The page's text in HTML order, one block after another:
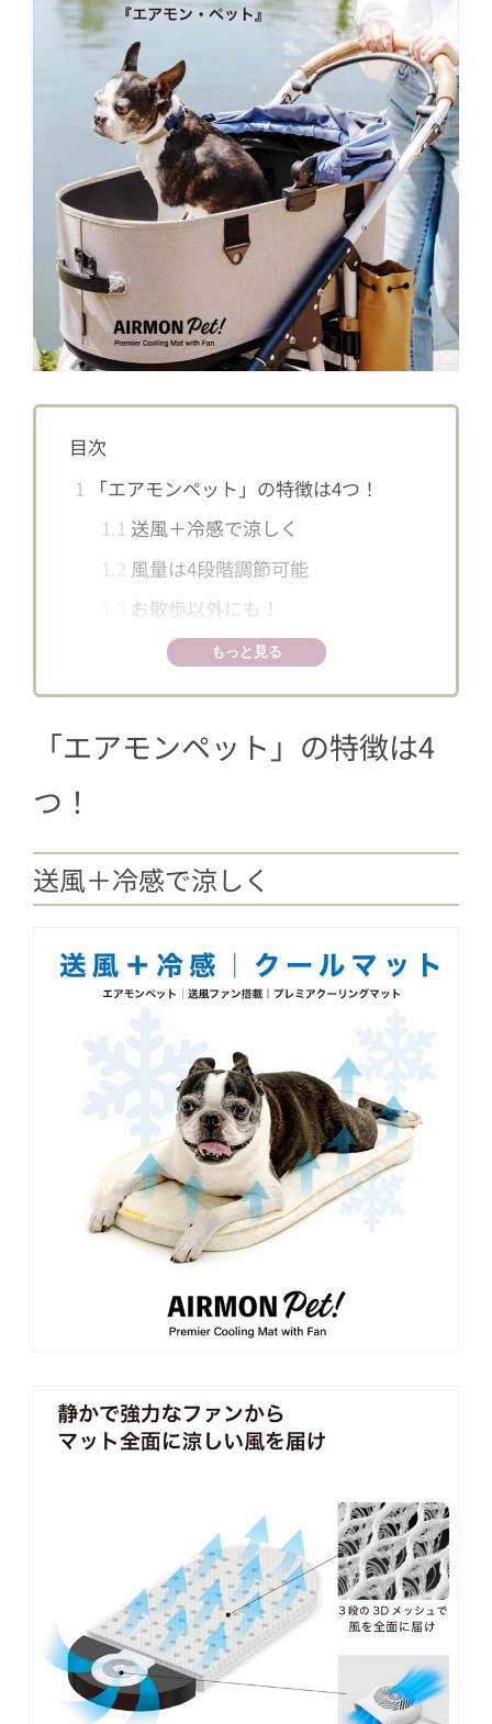
目次
1
「エアモンペット」の特徴は4つ！
1.1 送風＋冷感で涼しく
1.2 風量は4段階調節可能
お散歩以外にも！
音に敏感な子にも安心
2「エアモンペット」は2色展開！
もっと見る
「エアモンペット」の特徴は4
つ！
送風＋冷感で涼しく